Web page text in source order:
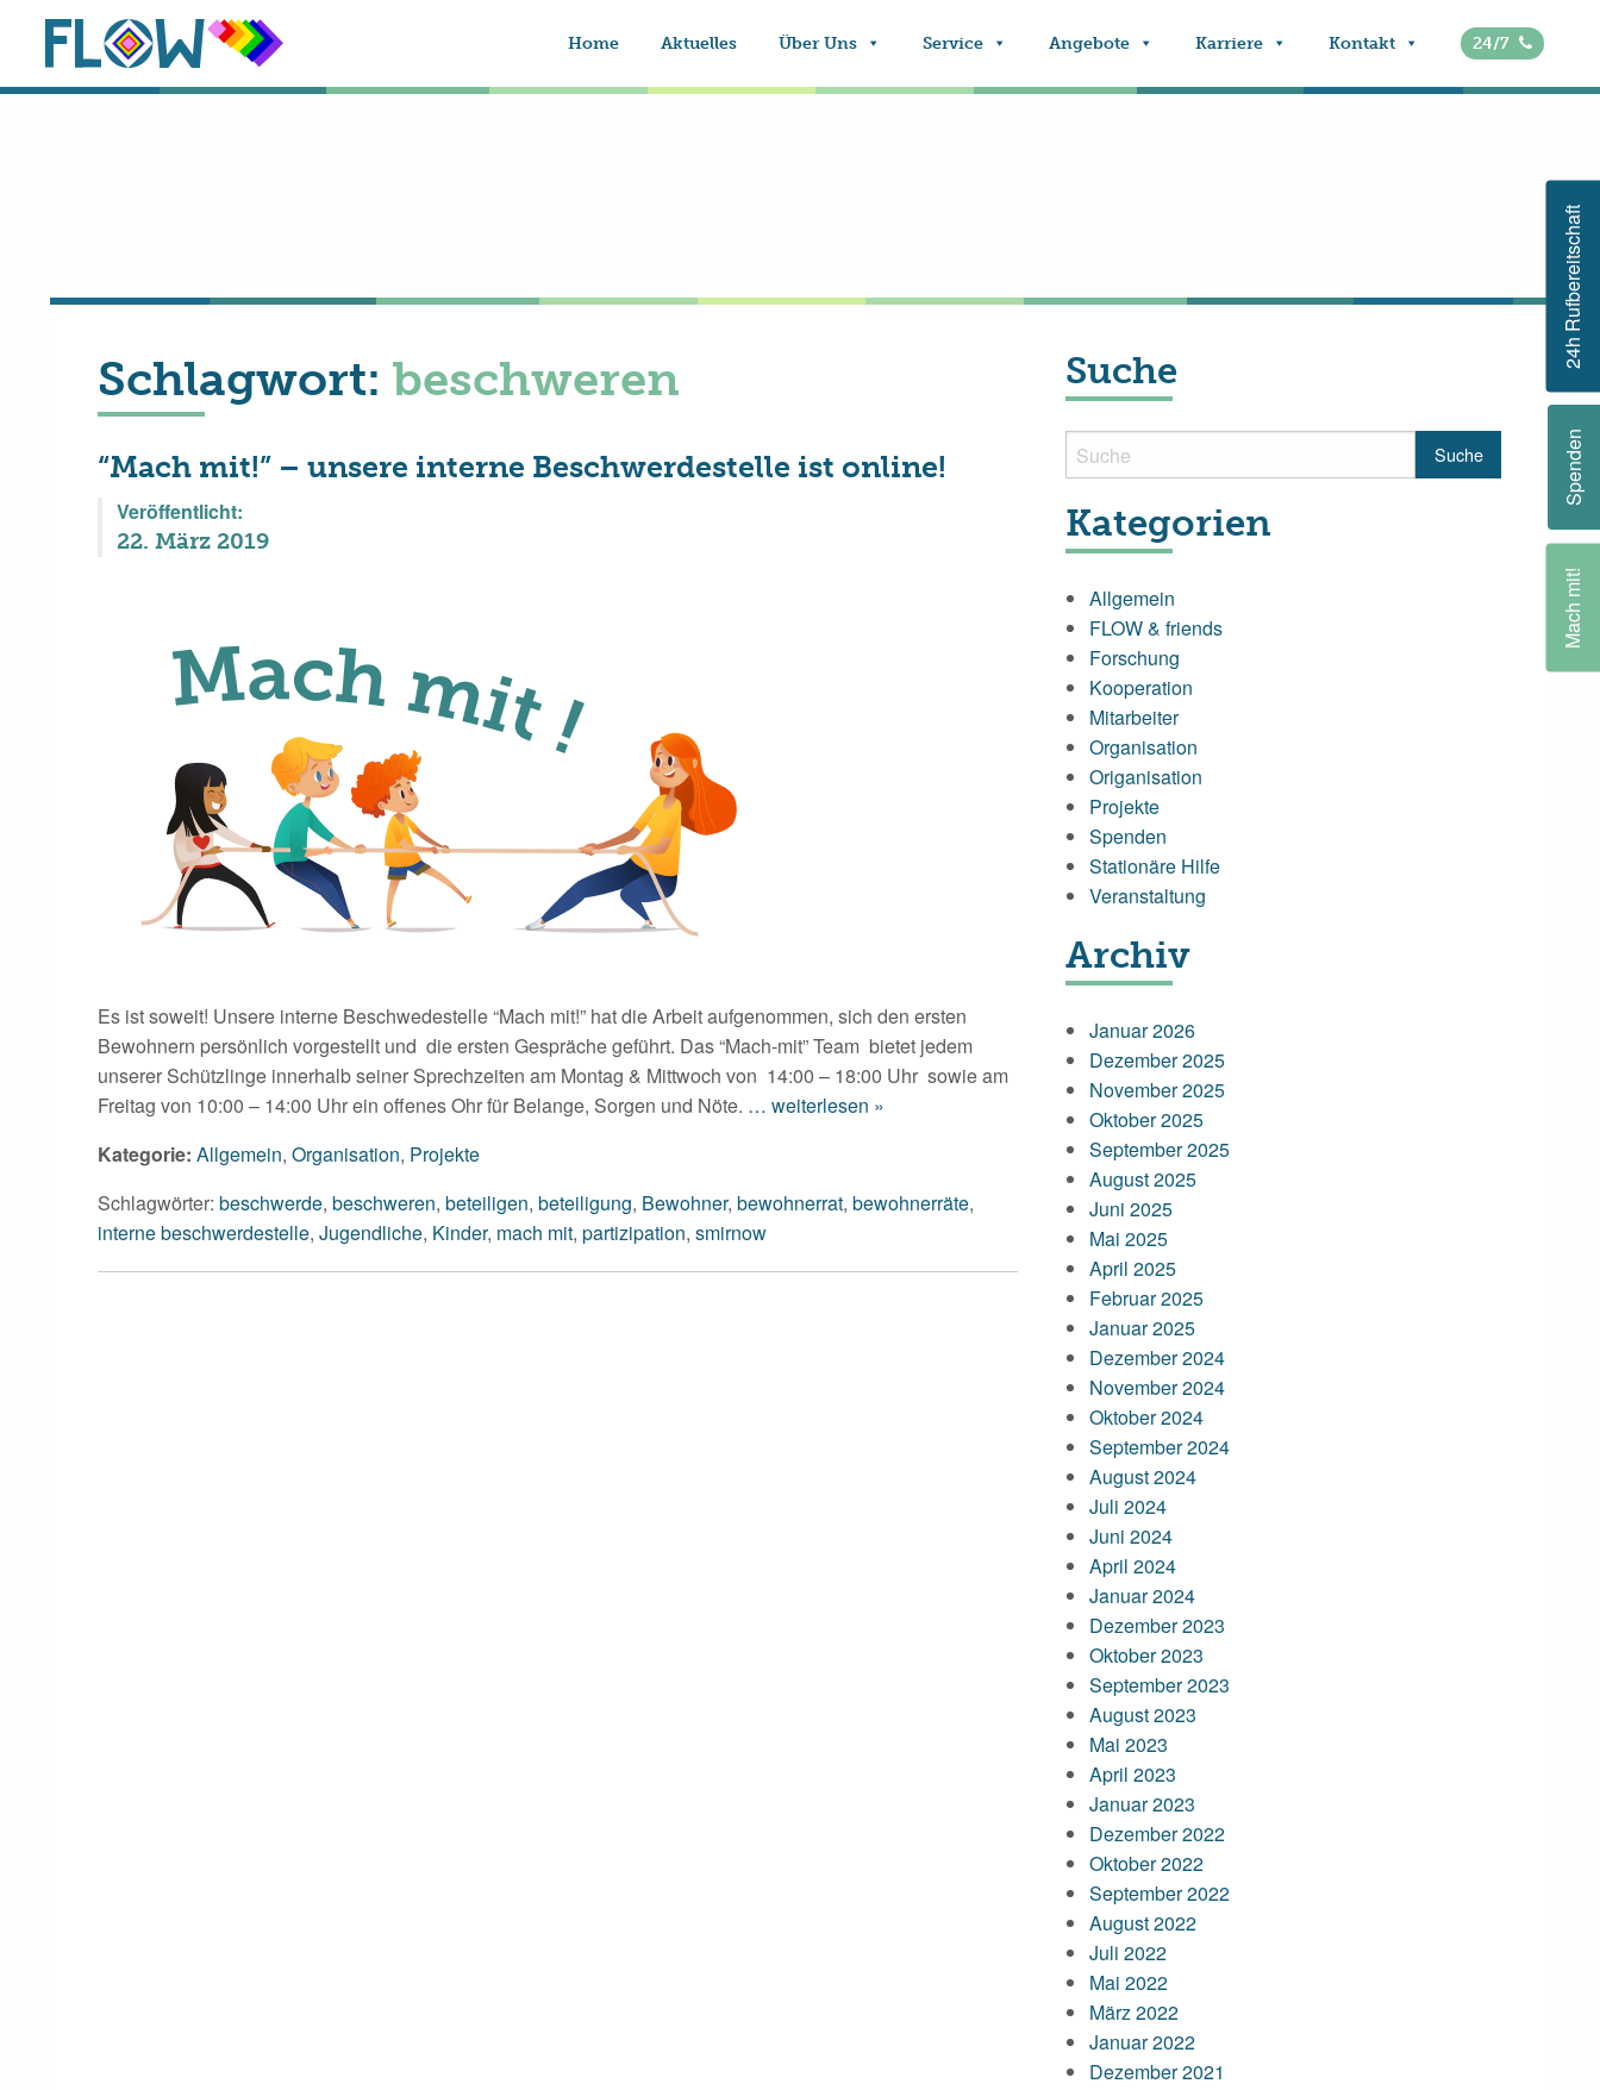
24h Rufbereitschaft
Spenden
Mach mit!
Home Aktuelles Über Uns Service Angebote Karriere Kontakt 24/7
Schlagwort: beschweren
“Mach mit!” – unsere interne Beschwerdestelle ist online!
Veröffentlicht:
22. März 2019
Es ist soweit! Unsere interne Beschwedestelle “Mach mit!” hat die Arbeit aufgenommen, sich den ersten
Bewohnern persönlich vorgestellt und die ersten Gespräche geführt. Das “Mach-mit” Team bietet jedem
unserer Schützlinge innerhalb seiner Sprechzeiten am Montag & Mittwoch von 14:00 – 18:00 Uhr sowie am
Freitag von 10:00 – 14:00 Uhr ein offenes Ohr für Belange, Sorgen und Nöte. … weiterlesen »
Kategorie: Allgemein, Organisation, Projekte
Schlagwörter: beschwerde, beschweren, beteiligen, beteiligung, Bewohner, bewohnerrat, bewohnerräte,
interne beschwerdestelle, Jugendliche, Kinder, mach mit, partizipation, smirnow
Suche
Kategorien
Allgemein
FLOW & friends
Forschung
Kooperation
Mitarbeiter
Organisation
Origanisation
Projekte
Spenden
Stationäre Hilfe
Veranstaltung
Archiv
Januar 2026
Dezember 2025
November 2025
Oktober 2025
September 2025
August 2025
Juni 2025
Mai 2025
April 2025
Februar 2025
Januar 2025
Dezember 2024
November 2024
Oktober 2024
September 2024
August 2024
Juli 2024
Juni 2024
April 2024
Januar 2024
Dezember 2023
Oktober 2023
September 2023
August 2023
Mai 2023
April 2023
Januar 2023
Dezember 2022
Oktober 2022
September 2022
August 2022
Juli 2022
Mai 2022
März 2022
Januar 2022
Dezember 2021